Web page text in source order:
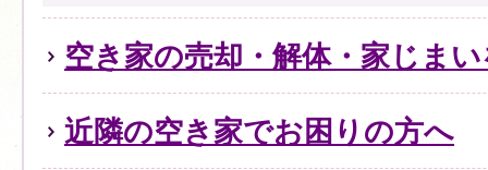
空き家の売却・解体・家じま
近隣の空き家でお困りの方へ